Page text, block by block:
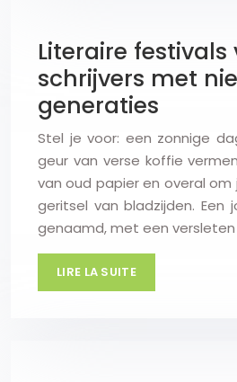
Literaire
schrijvers met
generaties
Stel je voor: een zonnige
geur van verse koffie
van oud papier en overal
geritsel van bladzijden. Een
genaamd, met een
LIRE LA SUITE